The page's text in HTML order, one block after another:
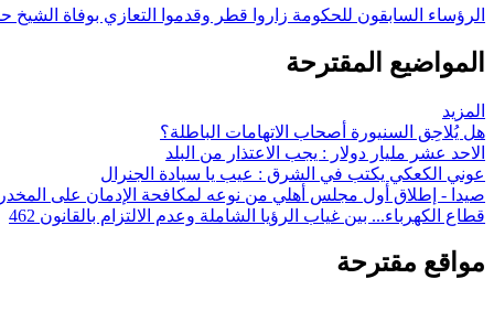
الرؤساء السابقون للحكومة زاروا قطر وقدموا التعازي بوفاة الشيخ
المواضيع المقترحة
المزيد
هل يُلاحِق السنيورة أصحاب الاتهامات الباطلة؟
الاحد عشر مليار دولار : يجب الاعتذار من البلد
عوني الكعكي يكتب في الشرق : عيب يا سيادة الجنرال
صيدا - إطلاق أول مجلس أهلي من نوعه لمكافحة الإدمان على
قطاع الكهرباء... بين غياب الرؤيا الشاملة وعدم الالتزام بالقانون 462
مواقع مقترحة